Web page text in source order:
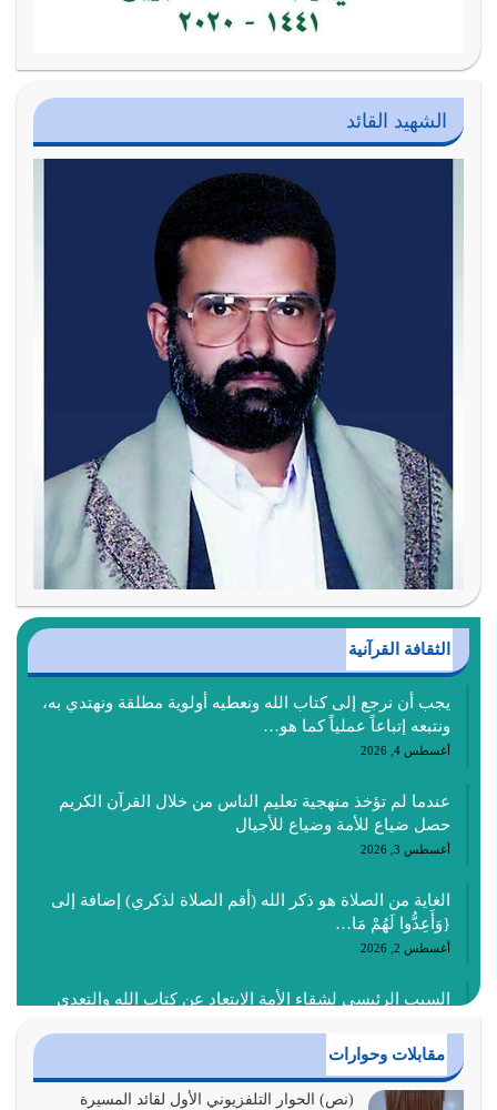
الشهيد القائد
الثقافة القرآنية
يجب أن نرجع إلى كتاب الله ونعطيه أولوية مطلقة ونهتدي به،
ونتبعه إتباعاً عملياً كما هو…
أغسطس 4, 2026
عندما لم تؤخذ منهجية تعليم الناس من خلال القرآن الكريم
حصل ضياع للأمة وضياع للأجيال
أغسطس 3, 2026
الغاية من الصلاة هو ذكر الله (أقم الصلاة لذكري) إضافة إلى
{وَأَعِدُّوا لَهُمْ مَا…
أغسطس 2, 2026
السبب الرئيسي لشقاء الأمة الابتعاد عن كتاب الله والتعدي
أغسطس 1, 2026
أبرز أسباب الشقاء هو الإعراض عن ذكر الله وعن هدى الله
مقابلات وحوارات
(نص) الحوار التلفزيوني الأول لقائد المسيرة